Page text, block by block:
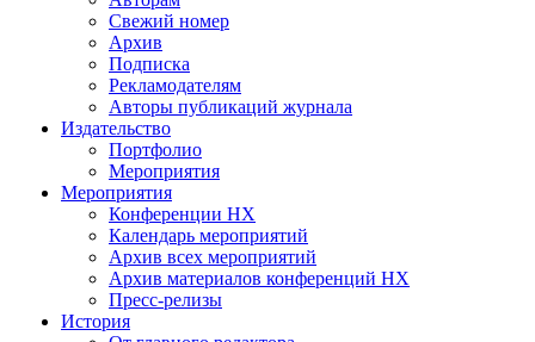
Свежий номер
Архив
Подписка
Рекламодателям
Авторы публикаций журнала
Издательство
Портфолио
Мероприятия
Мероприятия
Конференции НХ
Календарь мероприятий
Архив всех мероприятий
Архив материалов конференций НХ
Пресс-релизы
История